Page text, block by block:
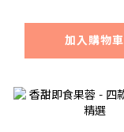
加入購物車